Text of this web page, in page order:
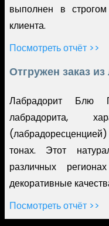
выполнен в
клиента.
Посмотреть отчёт >>
Отгружен заказ
Лабрадорит Блю
лабрадорита,
тонах. Этот
различных
декоративные
Посмотреть отчёт >>